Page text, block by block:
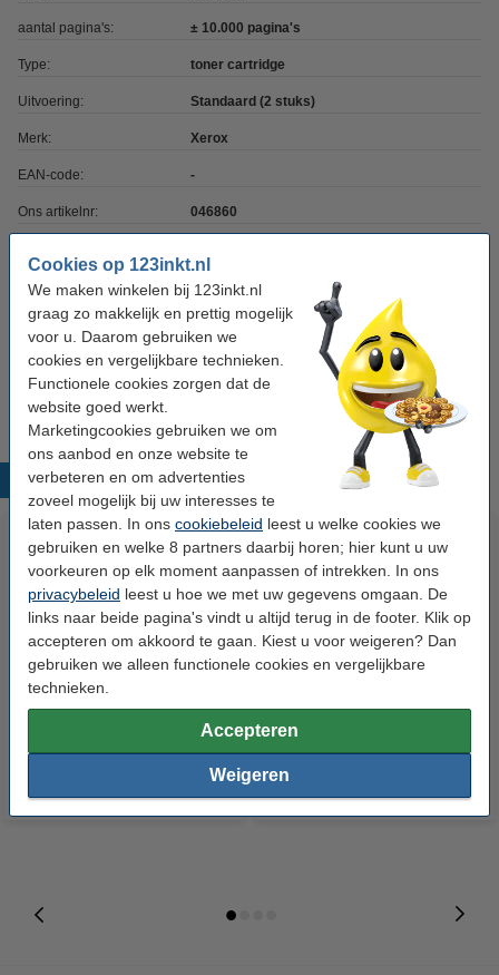
Cookies op 123inkt.nl
We maken winkelen bij 123inkt.nl
graag zo makkelijk en prettig mogelijk
voor u. Daarom gebruiken we
cookies en vergelijkbare technieken.
Functionele cookies zorgen dat de
website goed werkt.
Marketingcookies gebruiken we om
ons aanbod en onze website te
verbeteren en om advertenties
zoveel mogelijk bij uw interesses te
laten passen. In ons cookiebeleid leest u welke cookies we
gebruiken en welke 8 partners daarbij horen; hier kunt u uw
voorkeuren op elk moment aanpassen of intrekken. In ons
privacybeleid leest u hoe we met uw gegevens omgaan. De
links naar beide pagina's vindt u altijd terug in de footer. Klik op
accepteren om akkoord te gaan. Kiest u voor weigeren? Dan
gebruiken we alleen functionele cookies en vergelijkbare
technieken.
Accepteren
Weigeren
aantal pagina's: ± 10.000 pagina's
Type: toner cartridge
Uitvoering: Standaard (2 stuks)
Merk: Xerox
EAN-code: -
Ons artikelnr: 046860
Tip: papier meebestellen
123inkt kopieerpapier 1 doos van 2.500 vel A4 -
80 grams FSC® Mix Credit
€ 33,50
Populaire producten
Xerox 006R90260 toner zwart 2